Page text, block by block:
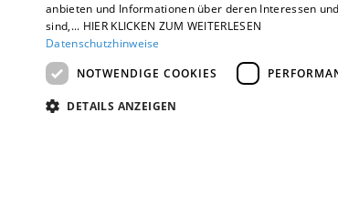
In Deutschland
anbieten und Informationen über deren Interessen
sind,... HIER KLICKEN ZUM WEITERLESEN
Datenschutzhinweise
NOTWENDIGE COOKIES
DETAILS ANZEIGEN